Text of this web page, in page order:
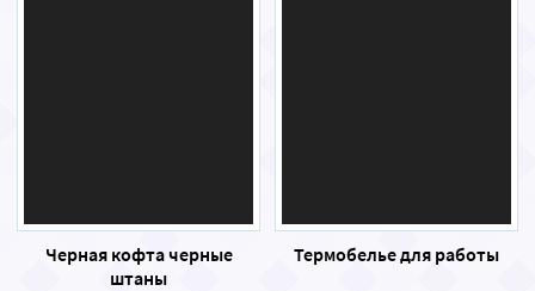
Черная кофта черные
штаны
Термобелье для работы